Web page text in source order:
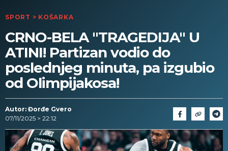
SPORT > KOŠARKA
CRNO-BELA "TRAGEDIJA" U
ATINI! Partizan vodio do
poslednjeg minuta, pa izgubio
od Olimpijakosa!
Autor: Đorđe Gvero
07/11/2025 > 22:12